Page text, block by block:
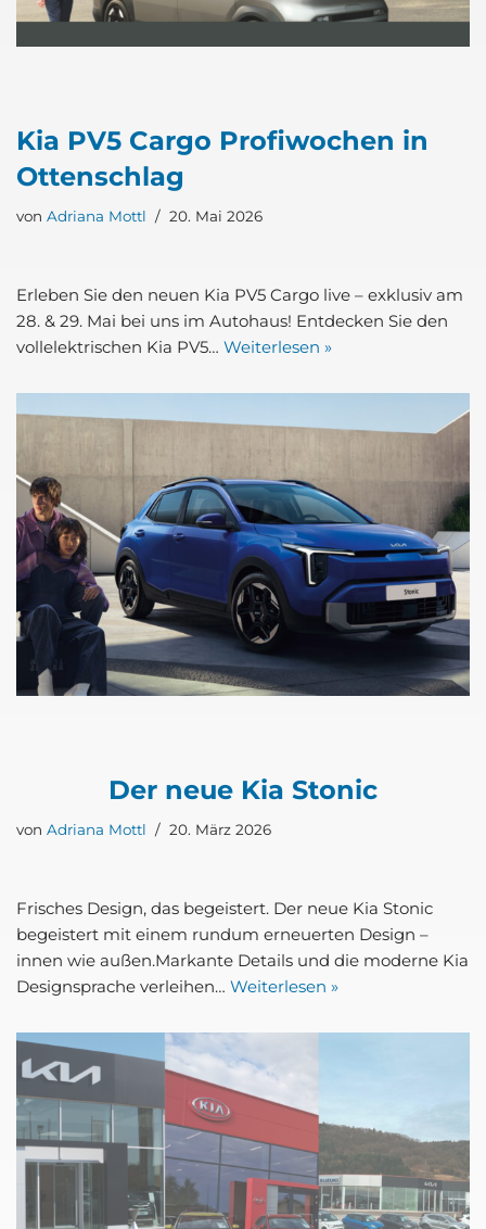
Kia PV5 Car­go Pro­fi­wo­chen in
Otten­schlag
von Adriana Mottl 20. Mai 2026
Erle­ben Sie den neu­en Kia PV5 Car­go live – exklu­siv am
28. & 29. Mai bei uns im Auto­haus! Ent­de­cken Sie den
voll­elek­tri­schen Kia PV5… Wei­ter­le­sen »
Der neue Kia Stonic
von Adriana Mottl 20. März 2026
Fri­sches Design, das begeis­tert. Der neue Kia Stonic
begeis­tert mit einem rund­um erneu­er­ten Design –
innen wie außen.Mar­kan­te Details und die moder­ne Kia
Design­spra­che ver­lei­hen… Wei­ter­le­sen »